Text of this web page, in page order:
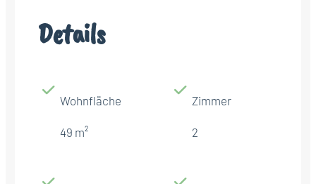
Details
Wohnfläche
49 m²
Zimmer
2